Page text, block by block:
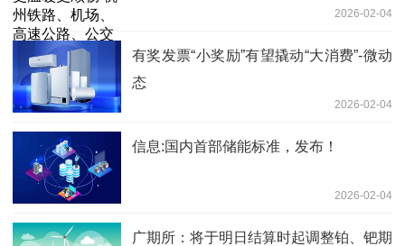
地铁 春运出行全攻略来了 前沿热点2026-02-04
有奖发票“小奖励”有望撬动“大消费”-微动
态
2026-02-04
信息:国内首部储能标准，发布！
2026-02-04
广期所：将于明日结算时起调整铂、钯期